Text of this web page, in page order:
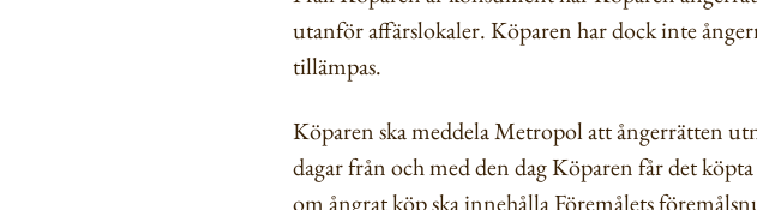
utanför affärslokaler. Köparen har dock inte
tillämpas.
Köparen ska meddela Metropol att ångerrätten
dagar från och med den dag Köparen får det
om ångrat köp ska innehålla Föremålets